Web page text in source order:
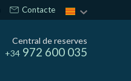
Contacte
Central de reserves
+34 972 600 035